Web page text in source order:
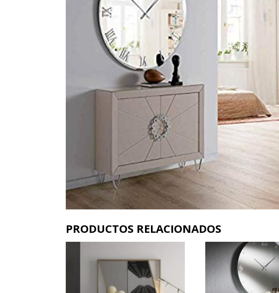
PRODUCTOS RELACIONADOS